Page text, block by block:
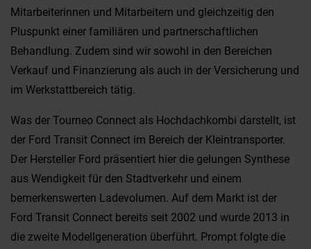
Mitarbeiterinnen und Mitarbeitern und gleichzeitig den
Pluspunkt einer familiären und partnerschaftlichen
Behandlung. Zudem sind wir sowohl in den Bereichen
Verkauf und Finanzierung als auch in der Versicherung und
im Werkstattbereich tätig.
Was der Tourneo Connect als Hochdachkombi darstellt, ist
der Ford Transit Connect im Bereich der Kleintransporter.
Der Hersteller Ford präsentiert hier die gelungen Synthese
aus Wendigkeit für den Stadtverkehr und einem
bemerkenswerten Ladevolumen. Auf dem Markt ist der
Ford Transit Connect bereits seit 2002 und wurde 2013 in
die zweite Modellgeneration überführt. Prompt folgte die